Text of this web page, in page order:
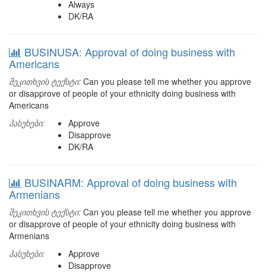
Always
DK/RA
BUSINUSA: Approval of doing business with
Americans
შეკითხვის ტექსტი: Can you please tell me whether you approve
or disapprove of people of your ethnicity doing business with
Americans
პასუხები:
Approve
Disapprove
DK/RA
BUSINARM: Approval of doing business with
Armenians
შეკითხვის ტექსტი: Can you please tell me whether you approve
or disapprove of people of your ethnicity doing business with
Armenians
პასუხები:
Approve
Disapprove